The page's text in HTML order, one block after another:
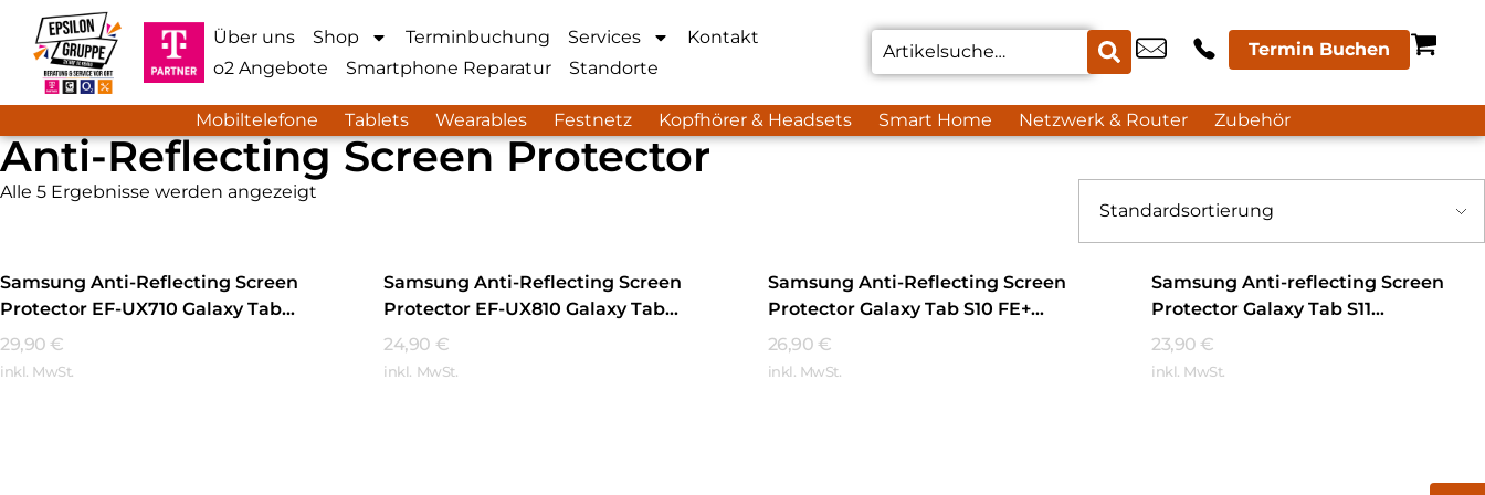
Über uns Shop Terminbuchung Services
Kontakt
o2 Angebote
Smartphone Reparatur Standorte
Termin Buchen
Mobiltelefone Tablets Wearables Festnetz Kopfhörer & Headsets Smart Home Netzwerk & Router Zubehör
Anti-Reflecting Screen Protector
Alle 5 Ergebnisse werden angezeigt
Samsung Anti-Reflecting Screen
Protector EF-UX710 Galaxy Tab
S9/Tab S9 FE Schwarz
29,90 €
inkl. MwSt.
Samsung Anti-Reflecting Screen
Protector EF-UX810 Galaxy Tab
S9+/Tab S9 FE+ Transparent
24,90 €
inkl. MwSt.
Samsung Anti-Reflecting Screen
Protector Galaxy Tab S10 FE+
Transparent
26,90 €
inkl. MwSt.
Samsung Anti-reflecting Screen
Protector Galaxy Tab S11
Transparent
23,90 €
inkl. MwSt.